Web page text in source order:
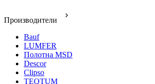
Производители
Bauf
LUMFER
Полотна MSD
Descor
Clipso
TEQTUM